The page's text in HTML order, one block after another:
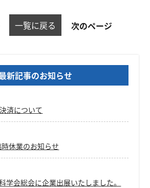
一覧に戻る 次のページ
新記事のお知らせ
済について
休業のお知らせ
学会総会に企業出展いたしました。